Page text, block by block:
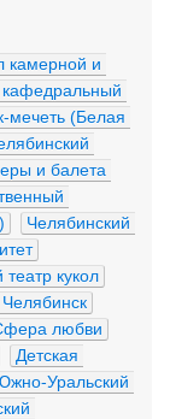
камерной и
мечеть (Белая
и балета
Челябинский
кукол
Челябинск
любви
Детская
Уральский